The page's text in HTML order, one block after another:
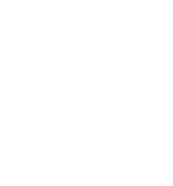
Fernando
reelegido
Le acompañarán en su
productor Félix Tusell
primero y la actriz Ángela